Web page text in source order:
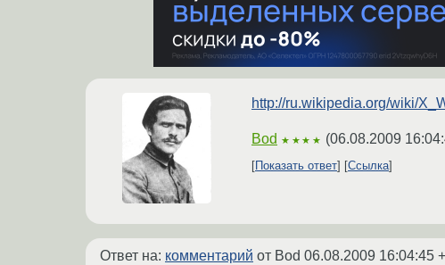
http://ru.wikipedia.org/wiki/
Bod ★★★★ (06.08.2009
Показать ответ Ссылка
Ответ на: комментарий от Bod 06.08.2009 16:04:45